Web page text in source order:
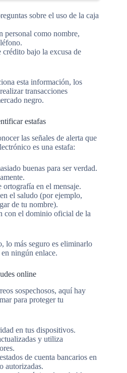
sobre el uso de la caja
personal como nombre,
bajo la excusa de
esta información, los
transacciones
negro.
estafas
las señales de alerta que
es una estafa:
buenas para ser verdad.
ortografía en el mensaje.
el saludo (por ejemplo,
de tu nombre).
con el dominio oficial de la
lo más seguro es eliminarlo
ningún enlace.
online
sospechosos, aquí hay
para proteger tu
en tus dispositivos.
y utiliza
de cuenta bancarios en
autorizadas.